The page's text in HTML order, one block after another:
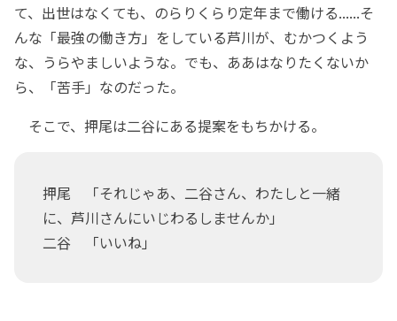
て、出世はなくても、のらりくらり定年まで働ける......そ
んな「最強の働き方」をしている芦川が、むかつくよう
な、うらやましいような。でも、ああはなりたくないか
ら、「苦手」なのだった。
そこで、押尾は二谷にある提案をもちかける。
押尾 「それじゃあ、二谷さん、わたしと一緒
に、芦川さんにいじわるしませんか」
二谷 「いいね」